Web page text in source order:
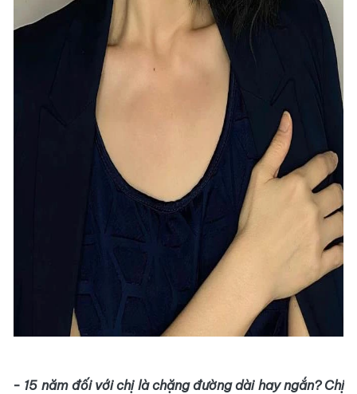
- 15 năm đối với chị là chặng đường dài hay ngắn? Chị